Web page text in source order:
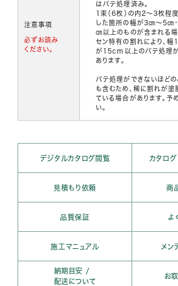
注意事項
必ずお読み
ください。
はパテ処理済み。
1束（6枚）の内2～3枚程
した箇所の幅が3㎝～5㎝
㎝以上のものが含まれる場
セン特有の割れにより、幅
が15cm以上のパテ処理
あります。
パテ処理ができないほどの
も含むため、稀に割れが塗
ている場合があります。予
い。
デジタルカタログ閲覧 カタロ
見積もり依頼 商
品質保証 よ
施工マニュアル メン
納期目安 /
配送について
お